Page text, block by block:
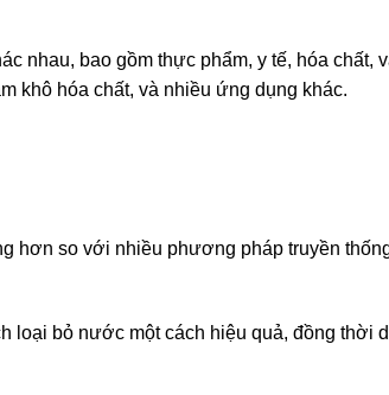
nhau, bao gồm thực phẩm, y tế, hóa chất,
khô hóa chất, và nhiều ứng dụng khác.
hơn so với nhiều phương pháp truyền
bỏ nước một cách hiệu quả, đồng thời